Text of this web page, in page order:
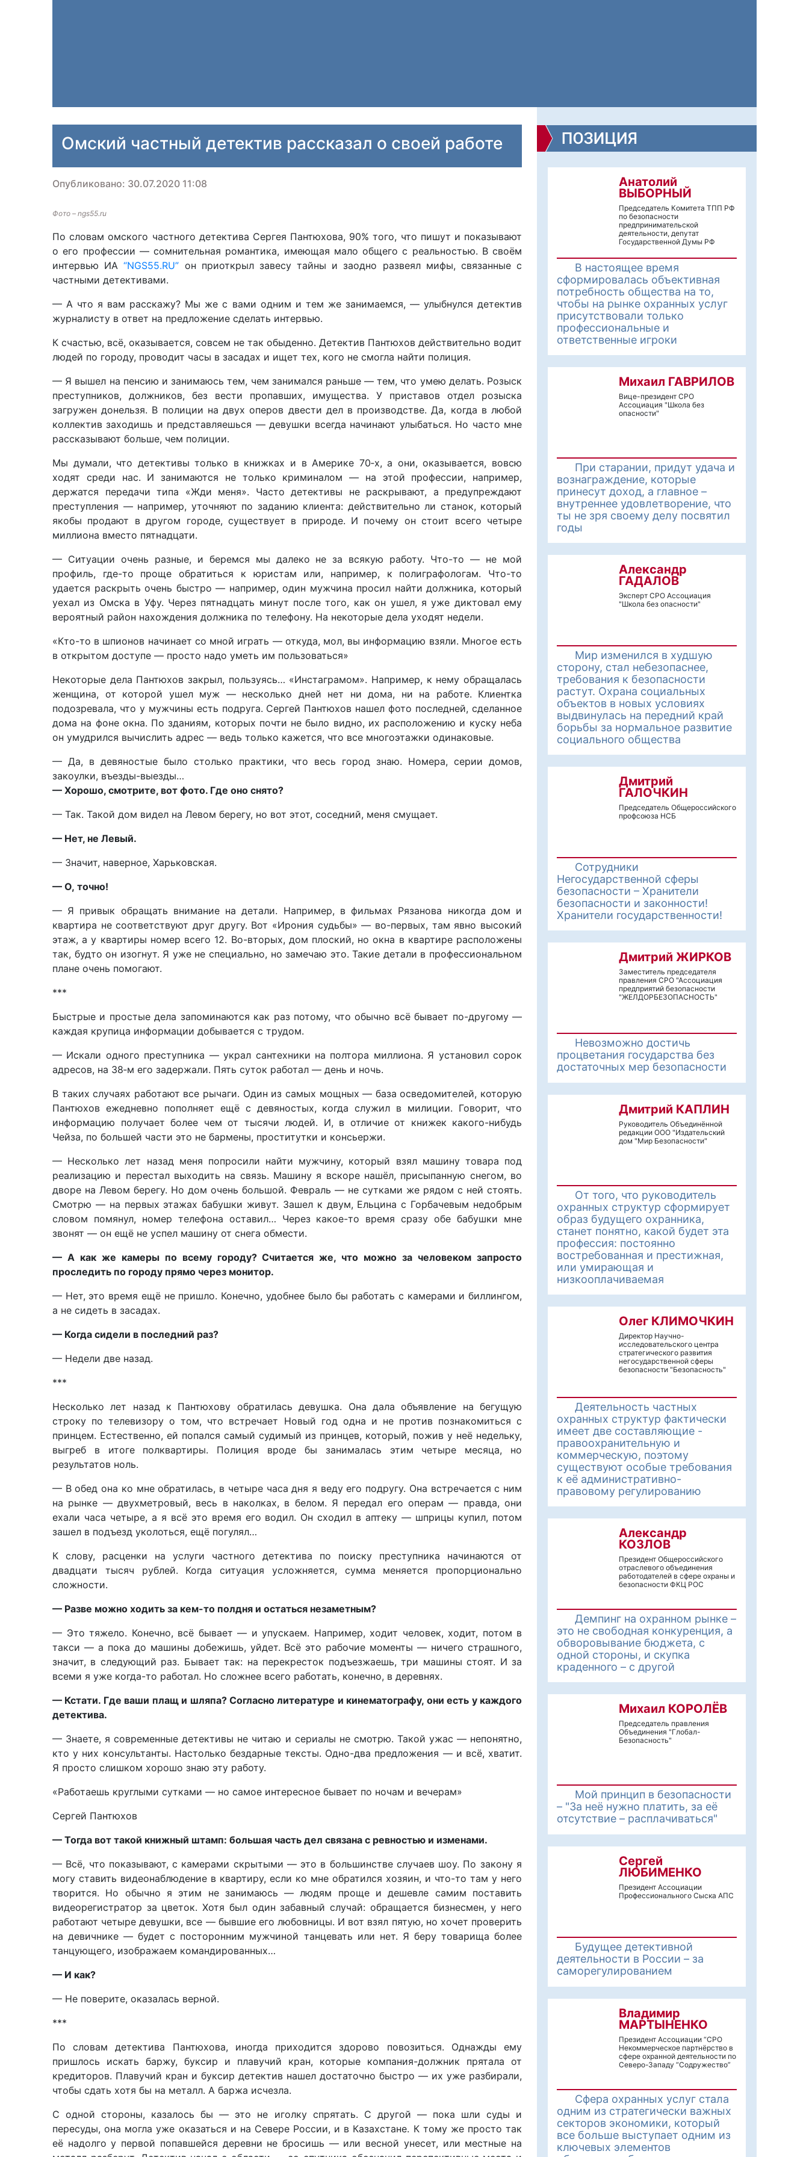
Омский частный детектив рассказал о своей работе
Опубликовано: 30.07.2020 11:08
Фото – ngs55.ru
По словам омского частного детектива Сергея Пантюхова, 90% того, что пишут и показывают
о его профессии — сомнительная романтика, имеющая мало общего с реальностью. В своём
интервью ИА“NGS55.RU” он приоткрыл завесу тайны и заодно развеял мифы, связанные с
частными детективами.
— А что я вам расскажу? Мы же с вами одним и тем же занимаемся, — улыбнулся детектив
журналисту в ответ на предложение сделать интервью.
К счастью, всё, оказывается, совсем не так обыденно. Детектив Пантюхов действительно водит
людей по городу, проводит часы в засадах и ищет тех, кого не смогла найти полиция.
— Я вышел на пенсию и занимаюсь тем, чем занимался раньше — тем, что умею делать. Розыск
преступников, должников, без вести пропавших, имущества. У приставов отдел розыска
загружен донельзя. В полиции на двух оперов двести дел в производстве. Да, когда в любой
коллектив заходишь и представляешься — девушки всегда начинают улыбаться. Но часто мне
рассказывают больше, чем полиции.
Мы думали, что детективы только в книжках и в Америке 70‑х, а они, оказывается, вовсю
ходят среди нас. И занимаются не только криминалом — на этой профессии, например,
держатся передачи типа «Жди меня». Часто детективы не раскрывают, а предупреждают
преступления — например, уточняют по заданию клиента: действительно ли станок, который
якобы продают в другом городе, существует в природе. И почему он стоит всего четыре
миллиона вместо пятнадцати.
— Ситуации очень разные, и беремся мы далеко не за всякую работу. Что-то — не мой
профиль, где-то проще обратиться к юристам или, например, к полиграфологам. Что-то
удается раскрыть очень быстро — например, один мужчина просил найти должника, который
уехал из Омска в Уфу. Через пятнадцать минут после того, как он ушел, я уже диктовал ему
вероятный район нахождения должника по телефону. На некоторые дела уходят недели.
«Кто-то в шпионов начинает со мной играть — откуда, мол, вы информацию взяли. Многое есть
в открытом доступе — просто надо уметь им пользоваться»
Некоторые дела Пантюхов закрыл, пользуясь… «Инстаграмом». Например, к нему обращалась
женщина, от которой ушел муж — несколько дней нет ни дома, ни на работе. Клиентка
подозревала, что у мужчины есть подруга. Сергей Пантюхов нашел фото последней, сделанное
дома на фоне окна. По зданиям, которых почти не было видно, их расположению и куску неба
он умудрился вычислить адрес — ведь только кажется, что все многоэтажки одинаковые.
— Да, в девяностые было столько практики, что весь город знаю. Номера, серии домов,
закоулки, въезды-выезды…
— Хорошо, смотрите, вот фото. Где оно снято?
— Так. Такой дом видел на Левом берегу, но вот этот, соседний, меня смущает.
— Нет, не Левый.
— Значит, наверное, Харьковская.
— О, точно!
— Я привык обращать внимание на детали. Например, в фильмах Рязанова никогда дом и
квартира не соответствуют друг другу. Вот «Ирония судьбы» — во-первых, там явно высокий
этаж, а у квартиры номер всего 12. Во-вторых, дом плоский, но окна в квартире расположены
так, будто он изогнут. Я уже не специально, но замечаю это. Такие детали в профессиональном
плане очень помогают.
***
Быстрые и простые дела запоминаются как раз потому, что обычно всё бывает по-другому —
каждая крупица информации добывается с трудом.
— Искали одного преступника — украл сантехники на полтора миллиона. Я установил сорок
адресов, на 38‑м его задержали. Пять суток работал — день и ночь.
В таких случаях работают все рычаги. Один из самых мощных — база осведомителей, которую
Пантюхов ежедневно пополняет ещё с девяностых, когда служил в милиции. Говорит, что
информацию получает более чем от тысячи людей. И, в отличие от книжек какого-нибудь
Чейза, по большей части это не бармены, проститутки и консьержи.
— Несколько лет назад меня попросили найти мужчину, который взял машину товара под
реализацию и перестал выходить на связь. Машину я вскоре нашёл, присыпанную снегом, во
дворе на Левом берегу. Но дом очень большой. Февраль — не сутками же рядом с ней стоять.
Смотрю — на первых этажах бабушки живут. Зашел к двум, Ельцина с Горбачевым недобрым
словом помянул, номер телефона оставил… Через какое-то время сразу обе бабушки мне
звонят — он ещё не успел машину от снега обмести.
— А как же камеры по всему городу? Считается же, что можно за человеком запросто
проследить по городу прямо через монитор.
— Нет, это время ещё не пришло. Конечно, удобнее было бы работать с камерами и биллингом,
а не сидеть в засадах.
— Когда сидели в последний раз?
— Недели две назад.
***
Несколько лет назад к Пантюхову обратилась девушка. Она дала объявление на бегущую
строку по телевизору о том, что встречает Новый год одна и не против познакомиться с
принцем. Естественно, ей попался самый судимый из принцев, который, пожив у неё недельку,
выгреб в итоге полквартиры. Полиция вроде бы занималась этим четыре месяца, но
результатов ноль.
— В обед она ко мне обратилась, в четыре часа дня я веду его подругу. Она встречается с ним
на рынке — двухметровый, весь в наколках, в белом. Я передал его операм — правда, они
ехали часа четыре, а я всё это время его водил. Он сходил в аптеку — шприцы купил, потом
зашел в подъезд уколоться, ещё погулял…
К слову, расценки на услуги частного детектива по поиску преступника начинаются от
двадцати тысяч рублей. Когда ситуация усложняется, сумма меняется пропорционально
сложности.
— Разве можно ходить за кем-то полдня и остаться незаметным?
— Это тяжело. Конечно, всё бывает — и упускаем. Например, ходит человек, ходит, потом в
такси — а пока до машины добежишь, уйдет. Всё это рабочие моменты — ничего страшного,
значит, в следующий раз. Бывает так: на перекресток подъезжаешь, три машины стоят. И за
всеми я уже когда-то работал. Но сложнее всего работать, конечно, в деревнях.
— Кстати. Где ваши плащ и шляпа? Согласно литературе и кинематографу, они есть у каждого
детектива.
— Знаете, я современные детективы не читаю и сериалы не смотрю. Такой ужас — непонятно,
кто у них консультанты. Настолько бездарные тексты. Одно-два предложения — и всё, хватит.
Я просто слишком хорошо знаю эту работу.
«Работаешь круглыми сутками — но самое интересное бывает по ночам и вечерам»
Сергей Пантюхов
— Тогда вот такой книжный штамп: большая часть дел связана с ревностью и изменами.
— Всё, что показывают, с камерами скрытыми — это в большинстве случаев шоу. По закону я
могу ставить видеонаблюдение в квартиру, если ко мне обратился хозяин, и что-то там у него
творится. Но обычно я этим не занимаюсь — людям проще и дешевле самим поставить
видеорегистратор за цветок. Хотя был один забавный случай: обращается бизнесмен, у него
работают четыре девушки, все — бывшие его любовницы. И вот взял пятую, но хочет проверить
на девичнике — будет с посторонним мужчиной танцевать или нет. Я беру товарища более
танцующего, изображаем командированных…
— И как?
— Не поверите, оказалась верной.
***
По словам детектива Пантюхова, иногда приходится здорово повозиться. Однажды ему
пришлось искать баржу, буксир и плавучий кран, которые компания-должник прятала от
кредиторов. Плавучий кран и буксир детектив нашел достаточно быстро — их уже разбирали,
чтобы сдать хотя бы на металл. А баржа исчезла.
С одной стороны, казалось бы — это не иголку спрятать. С другой — пока шли суды и
пересуды, она могла уже оказаться и на Севере России, и в Казахстане. К тому же просто так
её надолго у первой попавшейся деревни не бросишь — или весной унесет, или местные на
Анатолий
ВЫБОРНЫЙ
Председатель Комитета ТПП РФ
по безопасности
предпринимательской
деятельности, депутат
Государственной Думы РФ
В настоящее время
сформировалась объективная
потребность общества на то,
чтобы на рынке охранных услуг
присутствовали только
профессиональные и
ответственные игроки
Михаил ГАВРИЛОВ
Вице-президент СРО
Ассоциация "Школа без
опасности"
При старании, придут удача и
вознаграждение, которые
принесут доход, а главное –
внутреннее удовлетворение, что
ты не зря своему делу посвятил
годы
Александр
ГАДАЛОВ
Эксперт СРО Ассоциация
"Школа без опасности"
Мир изменился в худшую
сторону, стал небезопаснее,
требования к безопасности
растут. Охрана социальных
объектов в новых условиях
выдвинулась на передний край
борьбы за нормальное развитие
социального общества
Дмитрий
ГАЛОЧКИН
Председатель Общероссийского
профсоюза НСБ
Сотрудники
Негосударственной сферы
безопасности – Хранители
безопасности и законности!
Хранители государственности!
Дмитрий ЖИРКОВ
Заместитель председателя
правления СРО "Ассоциация
предприятий безопасности
"ЖЕЛДОРБЕЗОПАСНОСТЬ"
Невозможно достичь
процветания государства без
достаточных мер безопасности
Дмитрий КАПЛИН
Руководитель Объединённой
редакции ООО "Издательский
дом "Мир Безопасности"
От того, что руководитель
охранных структур сформирует
образ будущего охранника,
станет понятно, какой будет эта
профессия: постоянно
востребованная и престижная,
или умирающая и
низкооплачиваемая
Олег КЛИМОЧКИН
Директор Научно-
исследовательского центра
стратегического развития
негосударственной сферы
безопасности "Безопасность"
Деятельность частных
охранных структур фактически
имеет две составляющие -
правоохранительную и
коммерческую, поэтому
существуют особые требования
к её административно-
правовому регулированию
Александр
КОЗЛОВ
Президент Общероссийского
отраслевого объединения
работодателей в сфере охраны и
безопасности ФКЦ РОС
Демпинг на охранном рынке –
это не свободная конкуренция, а
обворовывание бюджета, с
одной стороны, и скупка
краденного – с другой
Михаил КОРОЛЁВ
Председатель правления
Объединения "Глобал-
Безопасность"
Мой принцип в безопасности
– "За неё нужно платить, за её
отсутствие – расплачиваться"
Сергей
ЛЮБИМЕНКО
Президент Ассоциации
Профессионального Сыска АПС
Будущее детективной
деятельности в России – за
саморегулированием
Владимир
МАРТЫНЕНКО
Президент Ассоциации “СРО
Некоммерческое партнёрство в
сфере охранной деятельности по
Северо-Западу “Содружество”
Сфера охранных услуг стала
одним из стратегически важных
секторов экономики, который
все больше выступает одним из
ключевых элементов